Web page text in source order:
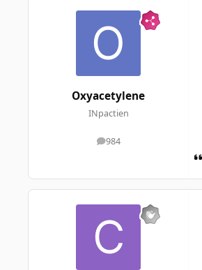
Oxyacetylene
INpactien
984
messages